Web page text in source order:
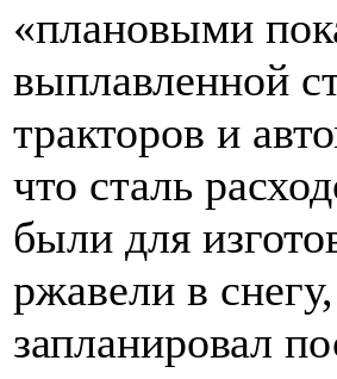
«плановыми
выплавленной
тракторов и
что сталь
были для
ржавели в
запланировал